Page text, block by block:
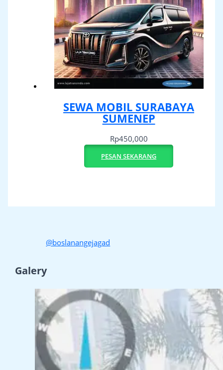
SEWA MOBIL SURABAYA
SUMENEP
Rp450,000
PESAN SEKARANG
@boslanangejagad
Galery